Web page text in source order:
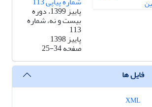
پاییز 1399، دوره
بیست و نه، شماره
113
پاییز 1398
صفحه25-34
فایل ها